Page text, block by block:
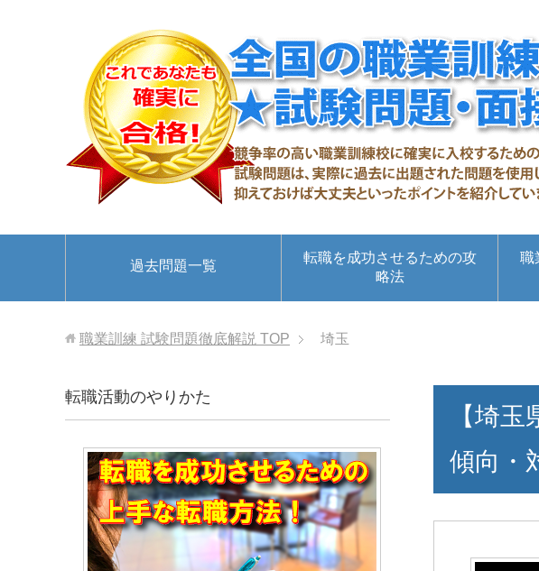
過去問題一覧
転職を成功させるための攻
略法
職
職業訓練 試験問題徹底解説 TOP 埼玉
【埼
傾向・
転職活動のやりかた